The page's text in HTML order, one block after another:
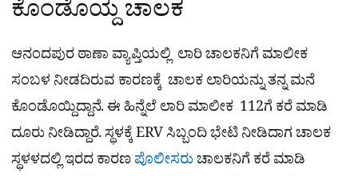
ಕೊಂಡೊಯ್ದ ಚಾಲಕ
ಆನಂದಪುರ ಠಾಣಾ ವ್ಯಾಪ್ತಿಯಲ್ಲಿ ಲಾರಿ ಚಾಲಕನಿಗೆ ಮಾಲೀಕ
ಸಂಬಳ ನೀಡದಿರುವ ಕಾರಣಕ್ಕೆ ಚಾಲಕ ಲಾರಿಯನ್ನು ತನ್ನ ಮನೆ
ಕೊಂಡೊಯ್ದಿದ್ದಾನೆ. ಈ ಹಿನ್ನೆಲೆ ಲಾರಿ ಮಾಲೀಕ 112ಗೆ ಕರೆ ಮಾಡಿ
ದೂರು ನೀಡಿದ್ದಾರೆ. ಸ್ಥಳಕ್ಕೆ ERV ಸಿಬ್ಬಂದಿ ಭೇಟಿ ನೀಡಿದಾಗ ಚಾಲಕ
ಸ್ಥಳಳದಲ್ಲಿ ಇರದ ಕಾರಣಪೊಲೀಸರುಚಾಲಕನಿಗೆ ಕರೆ ಮಾಡಿ